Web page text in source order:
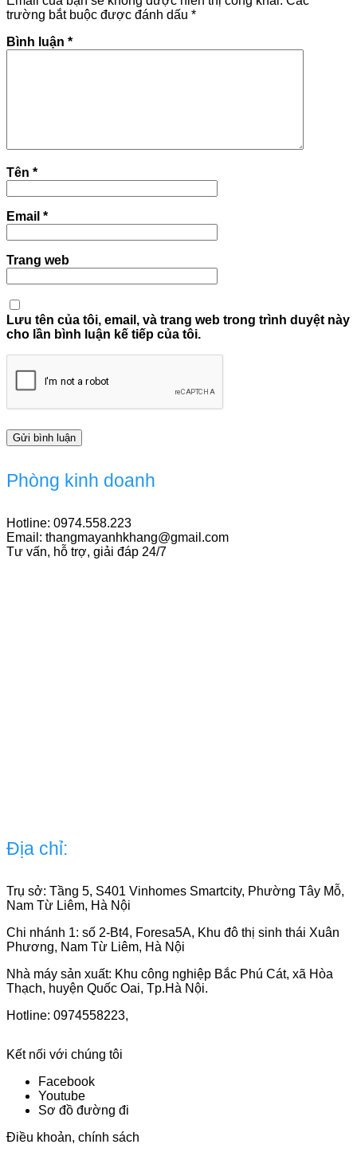
trường bắt buộc được đánh dấu *
Bình luận *
Tên *
Email *
Trang web
Lưu tên của tôi, email, và trang web trong trình duyệt này
cho lần bình luận kế tiếp của tôi.
Phòng kinh doanh
Hotline: 0974.558.223
Email: thangmayanhkhang@gmail.com
Tư vấn, hỗ trợ, giải đáp 24/7
Địa chỉ:
Trụ sở: Tầng 5, S401 Vinhomes Smartcity, Phường Tây Mỗ,
Nam Từ Liêm, Hà Nội
Chi nhánh 1: số 2-Bt4, Foresa5A, Khu đô thị sinh thái Xuân
Phương, Nam Từ Liêm, Hà Nội
Nhà máy sản xuất: Khu công nghiệp Bắc Phú Cát, xã Hòa
Thạch, huyện Quốc Oai, Tp.Hà Nội.
Hotline: 0974558223,
Kết nối với chúng tôi
Facebook
Youtube
Sơ đồ đường đi
Điều khoản, chính sách